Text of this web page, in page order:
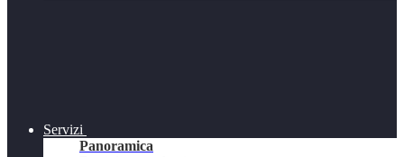
Servizi
Panoramica